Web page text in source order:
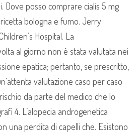
Dove posso comprare cialis 5 mg
bologna e fumo. Jerry
Hospital. La
al giorno non è stata valutata nei
epatica; pertanto, se prescritto,
valutazione caso per caso
da parte del medico che lo
4. L’alopecia androgenetica
una perdita di capelli che. Esistono